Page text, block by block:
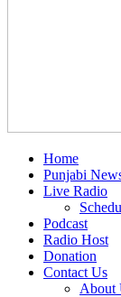
Home
Punjabi
Live Radio
Podcast
Radio Host
Donation
Contact Us
About